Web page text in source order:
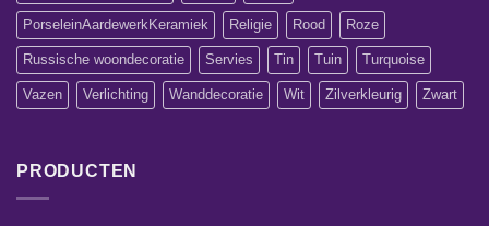
PorseleinAardewerkKeramiek Religie Rood Roze
Russische woondecoratie Servies Tin Tuin Turquoise
Vazen Verlichting Wanddecoratie Wit Zilverkleurig Zwart
PRODUCTEN